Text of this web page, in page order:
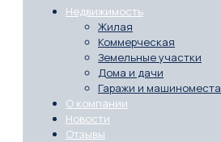
Недвижимость
Жилая
Коммерческая
Земельные участки
Дома и дачи
Гаражи и машиноместа
О компании
Новости
Отзывы